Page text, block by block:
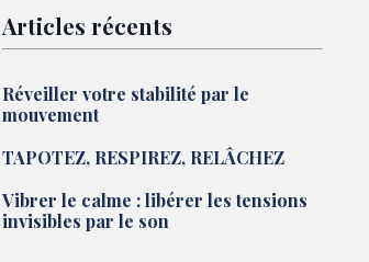
Articles récents
Réveiller votre stabilité par le
mouvement
TAPOTEZ, RESPIREZ, RELÂCHEZ
Vibrer le calme : libérer les tensions
invisibles par le son